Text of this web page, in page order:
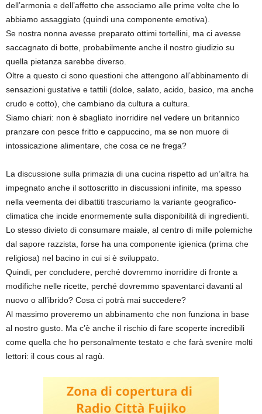
dell’armonia e dell’affetto che associamo alle prime volte che lo
abbiamo assaggiato (quindi una componente emotiva).
Se nostra nonna avesse preparato ottimi tortellini, ma ci avesse
saccagnato di botte, probabilmente anche il nostro giudizio su
quella pietanza sarebbe diverso.
Oltre a questo ci sono questioni che attengono all’abbinamento di
sensazioni gustative e tattili (dolce, salato, acido, basico, ma anche
crudo e cotto), che cambiano da cultura a cultura.
Siamo chiari: non è sbagliato inorridire nel vedere un britannico
pranzare con pesce fritto e cappuccino, ma se non muore di
intossicazione alimentare, che cosa ce ne frega?
La discussione sulla primazia di una cucina rispetto ad un’altra ha
impegnato anche il sottoscritto in discussioni infinite, ma spesso
nella veementa dei dibattiti trascuriamo la variante geografico-
climatica che incide enormemente sulla disponibilità di ingredienti.
Lo stesso divieto di consumare maiale, al centro di mille polemiche
dal sapore razzista, forse ha una componente igienica (prima che
religiosa) nel bacino in cui si è sviluppato.
Quindi, per concludere, perché dovremmo inorridire di fronte a
modifiche nelle ricette, perché dovremmo spaventarci davanti al
nuovo o all’ibrido? Cosa ci potrà mai succedere?
Al massimo proveremo un abbinamento che non funziona in base
al nostro gusto. Ma c’è anche il rischio di fare scoperte incredibili
come quella che ho personalmente testato e che farà svenire molti
lettori: il cous cous al ragù.